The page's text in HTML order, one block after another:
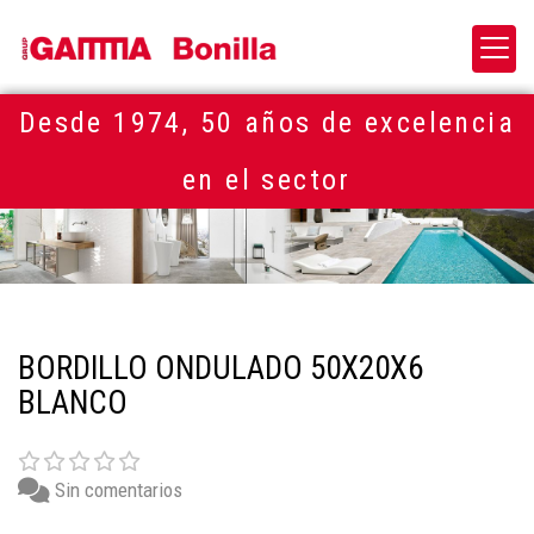
Desde 1974, 50 años de excelencia
en el sector
BORDILLO ONDULADO 50X20X6
BLANCO
Sin comentarios